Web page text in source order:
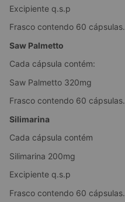
Excipiente q.s.p
Frasco contendo 60 cápsulas.
Saw Palmetto
Cada cápsula contém:
Saw Palmetto 320mg
Frasco contendo 60 cápsulas.
Silimarina
Cada cápsula contém
Silimarina 200mg
Excipiente q.s.p
Frasco contendo 60 cápsulas.